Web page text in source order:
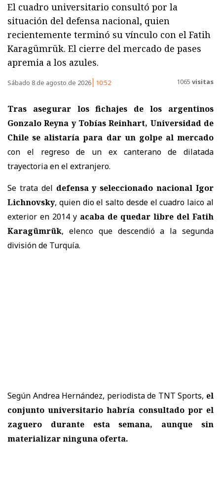
El cuadro universitario consultó por la
situación del defensa nacional, quien
recientemente terminó su vínculo con el Fatih
Karagümrük. El cierre del mercado de pases
apremia a los azules.
Sábado 8 de agosto de 2026 10:52 1065 visitas
Tras asegurar los fichajes de los argentinos
Gonzalo Reyna y Tobías Reinhart, Universidad de
Chile se alistaría para dar un golpe al mercado
con el regreso de un ex canterano de dilatada
trayectoria en el extranjero.
Se trata del defensa y seleccionado nacional Igor
Lichnovsky, quien dio el salto desde el cuadro laico al
exterior en 2014 y acaba de quedar libre del Fatih
Karagümrük, elenco que descendió a la segunda
división de Turquía.
Según Andrea Hernández, periodista de TNT Sports, el
conjunto universitario habría consultado por el
zaguero
durante esta semana, aunque sin
materializar ninguna oferta.